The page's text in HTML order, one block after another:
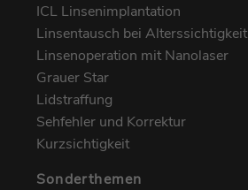
ICL Linsenimplantation
Linsentausch bei Alterssichtigkeit
Linsenoperation mit Nanolaser
Grauer Star
Lidstraffung
Sehfehler und Korrektur
Kurzsichtigkeit
Sonderthemen